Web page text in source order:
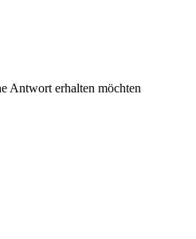
Antwort erhalten möchten